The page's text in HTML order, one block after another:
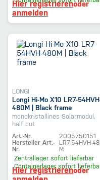
Hier registrierenoder
anmelden
LONGI
Longi Hi-Mo X10 LR7-
480M | Black frame
monokristallines Solarmodul,
half cut
Art.-Nr.
2005750151
Hersteller Art.-
Nr.
LR7-54HVH-
M
Zentrallager sofort lieferbar
Containerlager sofort
Hier registrierenoder